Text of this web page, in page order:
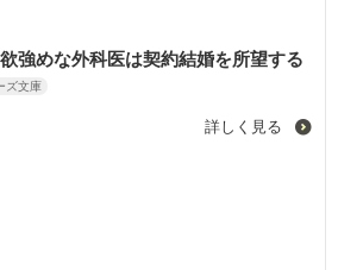
強めな外科医は契約結婚を所望する
ズ文庫
詳しく見る